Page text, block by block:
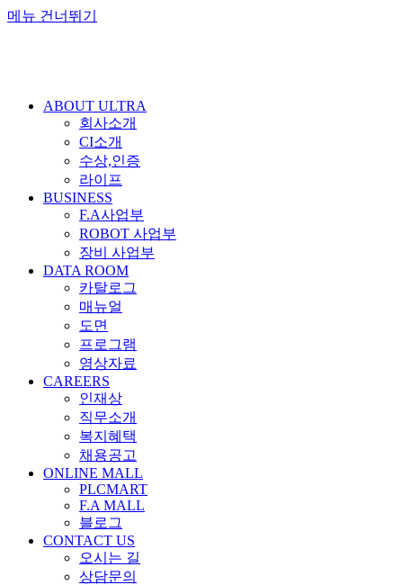
메뉴 건너뛰기
ABOUT ULTRA
회사소개
CI소개
수상,인증
라이프
BUSINESS
F.A사업부
ROBOT 사업부
장비 사업부
DATA ROOM
카탈로그
매뉴얼
도면
프로그램
영상자료
CAREERS
인재상
직무소개
복지혜택
채용공고
ONLINE MALL
PLCMART
F.A MALL
블로그
CONTACT US
오시는 길
상담문의